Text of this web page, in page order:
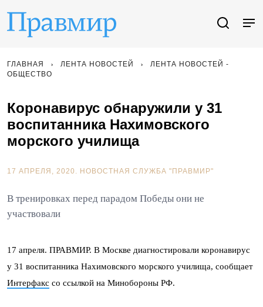
ГЛАВНАЯ ЛЕНТА НОВОСТЕЙ
ЛЕНТА НОВОСТЕЙ -
ОБЩЕСТВО
Коронавирус обнаружили у 31
воспитанника Нахимовского
морского училища
17 АПРЕЛЯ, 2020. НОВОСТНАЯ СЛУЖБА "ПРАВМИР"
В тренировках перед парадом Победы они не
участвовали
17 апреля. ПРАВМИР. В Москве диагностировали коронавирус
у 31 воспитанника Нахимовского морского училища, сообщает
Интерфакс со ссылкой на Минобороны РФ.